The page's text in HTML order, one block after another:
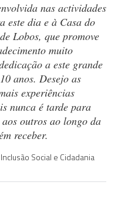
nas actividades
este dia e à Casa do
Lobos, que promove
muito
a este grande
anos. Desejo as
experiências
nunca é tarde para
outros ao longo da
receber.
Social e Cidadania